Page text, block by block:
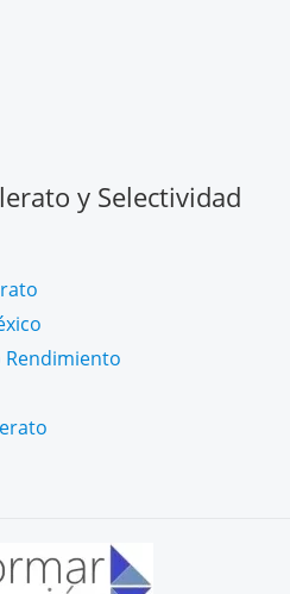
y Selectividad
Rendimiento